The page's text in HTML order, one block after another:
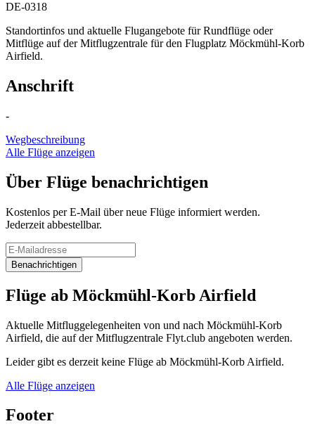
DE-0318
Standortinfos und aktuelle Flugangebote für Rundflüge oder
Mitflüge auf der Mitflugzentrale für den Flugplatz Möckmühl-Korb
Airfield.
Anschrift
-
Wegbeschreibung
Alle Flüge anzeigen
Über Flüge benachrichtigen
Kostenlos per E-Mail über neue Flüge informiert werden.
Jederzeit abbestellbar.
Benachrichtigen
Flüge ab Möckmühl-Korb Airfield
Aktuelle Mitfluggelegenheiten von und nach Möckmühl-Korb
Airfield, die auf der Mitflugzentrale Flyt.club angeboten werden.
Leider gibt es derzeit keine Flüge ab Möckmühl-Korb Airfield.
Alle Flüge anzeigen
Footer